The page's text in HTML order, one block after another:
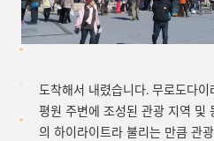
도착해서 내렸습니다. 무로도다
평원 주변에 조성된 관광 지역 및
의 하이라이트라 불리는 만큼 관